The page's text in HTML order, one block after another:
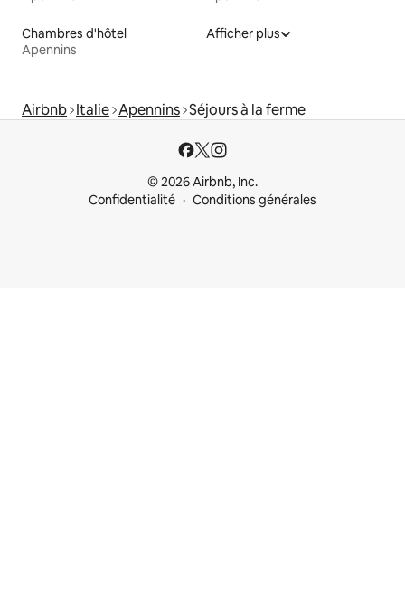
Chambres d'hôtel
Apennins
Afficher plus
Airbnb Italie Apennins Séjours à la ferme
© 2026 Airbnb, Inc.
Confidentialité
Conditions générales